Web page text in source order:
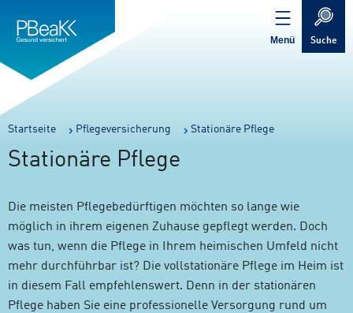
springen
springen
Verweis
zur
Menü Suche
Sie
sind
hier:
Startseite Pflegeversicherung Stationäre Pflege
Stationäre Pflege
Die meisten Pflegebedürftigen möchten so lange wie
möglich in ihrem eigenen Zuhause gepflegt werden. Doch
was tun, wenn die Pflege in Ihrem heimischen Umfeld nicht
mehr durchführbar ist? Die vollstationäre Pflege im Heim ist
in diesem Fall empfehlenswert. Denn in der stationären
Pflege haben Sie eine professionelle Versorgung rund um